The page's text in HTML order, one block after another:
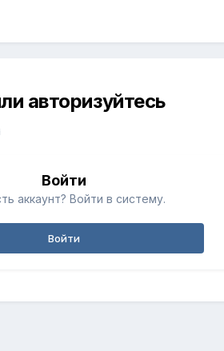
авторизуйтесь
Войти
аккаунт? Войти в систему.
Войти